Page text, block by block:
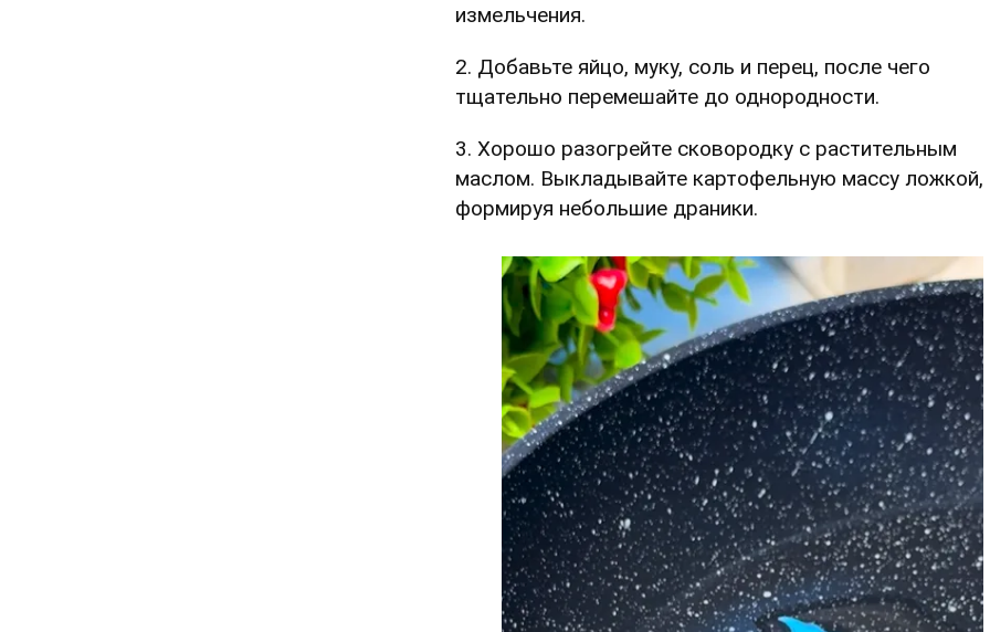
измельчения.
2. Добавьте яйцо, муку, соль и перец, после чего
тщательно перемешайте до однородности.
3. Хорошо разогрейте сковородку с растительным
маслом. Выкладывайте картофельную массу ложкой,
формируя небольшие драники.